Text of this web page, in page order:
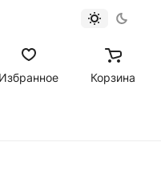
Избранное Корзина